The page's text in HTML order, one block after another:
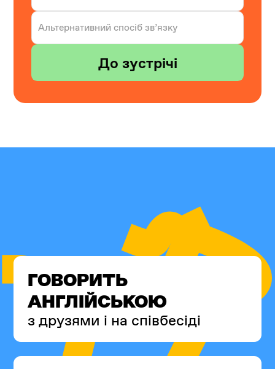
ГОВОРИТЬ
АНГЛІЙСЬКОЮ
з друзями і на співбесіді